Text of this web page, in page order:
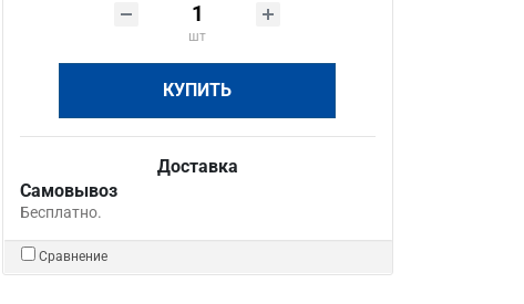
шт
КУПИТЬ
Доставка
Самовывоз
Бесплатно.
Сравнение